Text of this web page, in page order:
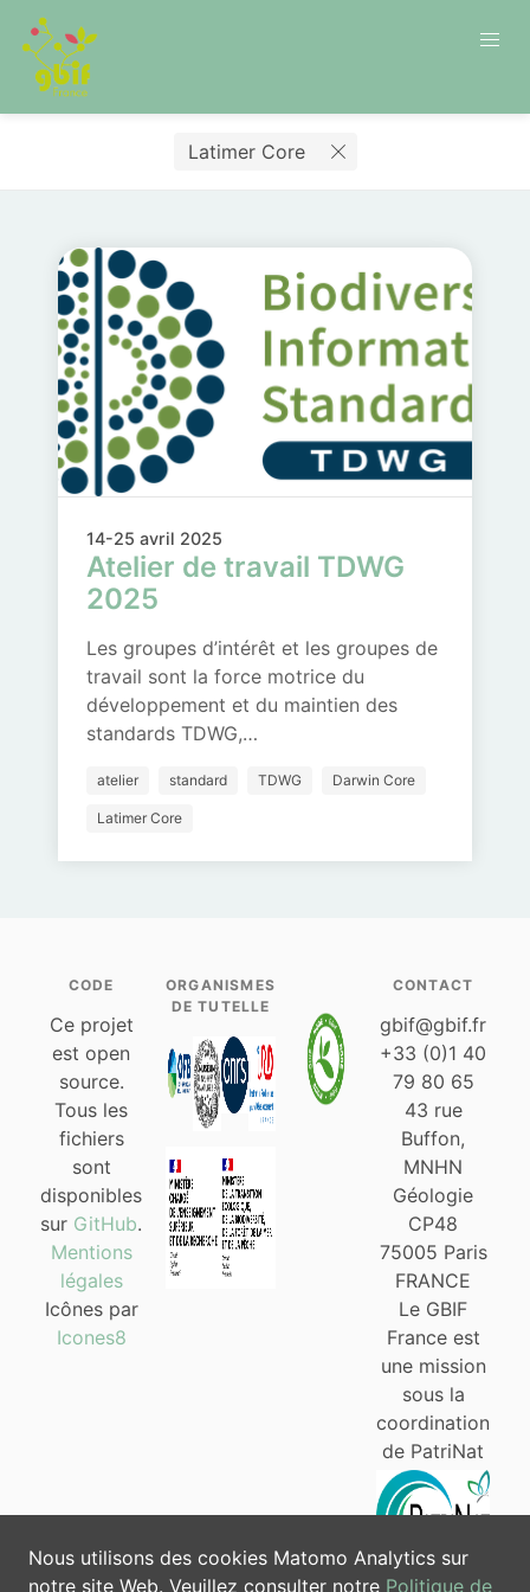
Latimer Core
14-25 avril 2025
Atelier de travail TDWG
2025
Les groupes d’intérêt et les groupes de
travail sont la force motrice du
développement et du maintien des
standards TDWG,…
atelier standard TDWG Darwin Core
Latimer Core
Nous utilisons des cookies Matomo Analytics sur
notre site Web. Veuillez consulter notre Politique de
CODE
Ce projet
est open
source.
Tous les
fichiers
sont
disponibles
sur GitHub.
Mentions
légales
Icônes par
Icones8
ORGANISMES
DE TUTELLE
CONTACT
gbif@gbif.fr
+33 (0)1 40
79 80 65
43 rue
Buffon,
MNHN
Géologie
CP48
75005 Paris
FRANCE
Le GBIF
France est
une mission
sous la
coordination
de PatriNat